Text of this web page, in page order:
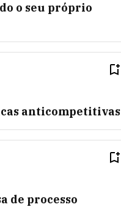
o seu próprio
anticompetitivas
de processo